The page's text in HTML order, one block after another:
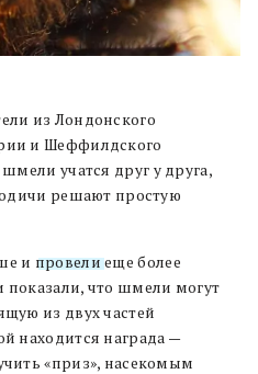
из Лондонского
и Шеффилдского
шмели учатся друг у друга,
решают простую
и провелиеще более
что шмели могут
из двух частей
находится награда —
«приз», насекомым